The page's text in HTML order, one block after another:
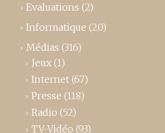
Evaluations (2)
Informatique (20)
Médias (316)
Jeux (1)
Internet (67)
Presse (118)
Radio (52)
TV-Vidéo (93)